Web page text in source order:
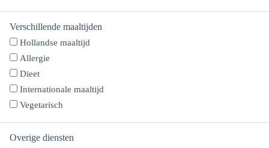
Verschillende maaltijden
Hollandse maaltijd
Allergie
Dieet
Internationale maaltijd
Vegetarisch
Overige diensten